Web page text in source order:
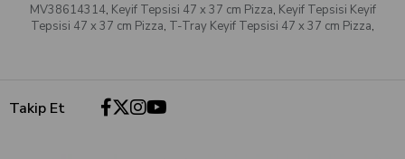
MV38614314, Keyif Tepsisi 47 x 37 cm Pizza, Keyif Tepsisi Keyif
Tepsisi 47 x 37 cm Pizza, T-Tray Keyif Tepsisi 47 x 37 cm Pizza,
Takip Et